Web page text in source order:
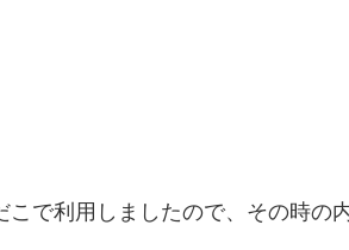
で利用しましたので、その時の